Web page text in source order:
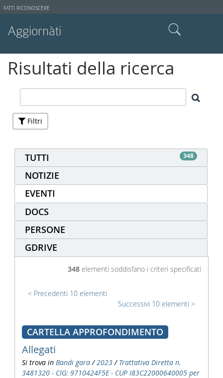
Strumenti
FATTI RICONOSCERE
Aggiornàti
Ricerca avanzata…
Risultati della ricerca
Filtri
TUTTI 348
NOTIZIE
EVENTI
DOCS
PERSONE
GDRIVE
348 elementi soddisfano i criteri specificati
Precedenti 10 elementi
Successivi 10 elementi
CARTELLA APPROFONDIMENTO
Allegati
Si trova in Bandi gara /2023 / Trattativa Diretta n.
3481320 - CIG: 9710424F5E - CUP I83C22000640005 per